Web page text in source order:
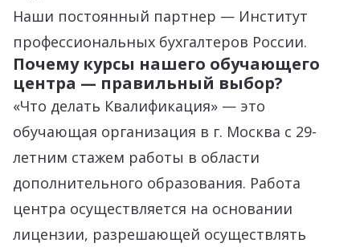
Наши постоянный партнер — Институт
профессиональных бухгалтеров России.
Почему курсы нашего обучающего
центра — правильный выбор?
«Что делать Квалификация» — это
обучающая организация в г. Москва с 29-
летним стажем работы в области
дополнительного образования. Работа
центра осуществляется на основании
лицензии, разрешающей осуществлять